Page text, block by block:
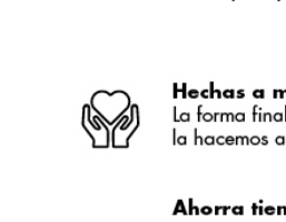
ricas, variadas y tamaño óptimo.